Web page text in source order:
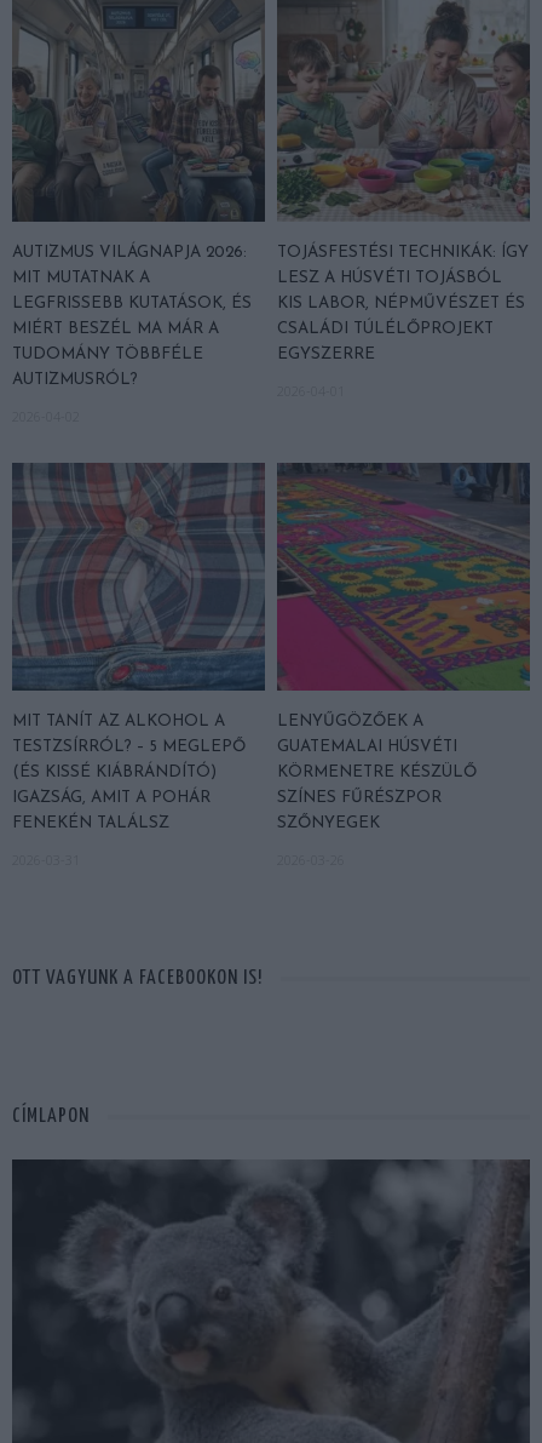
AUTIZMUS VILÁGNAPJA 2026:
MIT MUTATNAK A
LEGFRISSEBB KUTATÁSOK, ÉS
MIÉRT BESZÉL MA MÁR A
TUDOMÁNY TÖBBFÉLE
AUTIZMUSRÓL?
TOJÁSFESTÉSI TECHNIKÁK: ÍGY
LESZ A HÚSVÉTI TOJÁSBÓL
KIS LABOR, NÉPMŰVÉSZET ÉS
CSALÁDI TÚLÉLŐPROJEKT
EGYSZERRE
MIT TANÍT AZ ALKOHOL A
TESTZSÍRRÓL? – 5 MEGLEPŐ
(ÉS KISSÉ KIÁBRÁNDÍTÓ)
IGAZSÁG, AMIT A POHÁR
FENEKÉN TALÁLSZ
LENYŰGÖZŐEK A
GUATEMALAI HÚSVÉTI
KÖRMENETRE KÉSZÜLŐ
SZÍNES FŰRÉSZPOR
SZŐNYEGEK
OTT VAGYUNK A FACEBOOKON IS!
CÍMLAPON